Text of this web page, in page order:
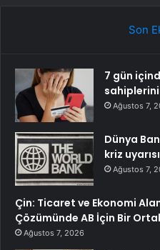
Son
7 gün
Ağustos 7,
Dünya
kriz uyarısı
Ağustos 7,
Çin: Ticaret ve Ekonomi
Çözümünde AB İçin Bir
Ağustos 7, 2026